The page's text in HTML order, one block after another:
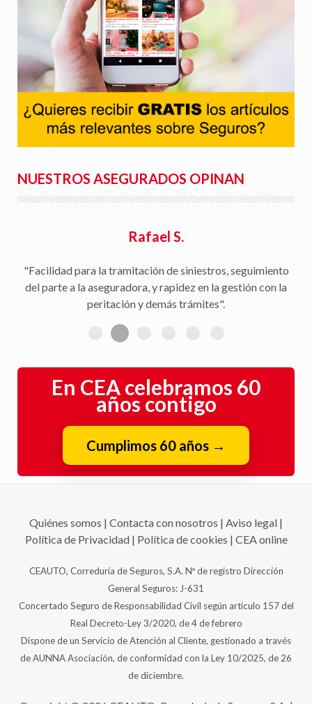
NUESTROS ASEGURADOS OPINAN
Rafael S.
"Facilidad para la tramitación de siniestros, seguimiento
del parte a la aseguradora, y rapidez en la gestión con la
peritación y demás trámites".
En CEA celebramos 60
años contigo
Cumplimos 60 años →
Quiénes somos | Contacta con nosotros | Aviso legal |
Política de Privacidad| Política de cookies | CEA online
CEAUTO, Correduría de Seguros, S.A. Nº de registro Dirección
General Seguros: J-631
Concertado Seguro de Responsabilidad Civil según artículo 157 del
Real Decreto-Ley 3/2020, de 4 de febrero
Dispone de un Servicio de Atención al Cliente, gestionado a través
de AUNNA Asociación, de conformidad con la Ley 10/2025, de 26
de diciembre.